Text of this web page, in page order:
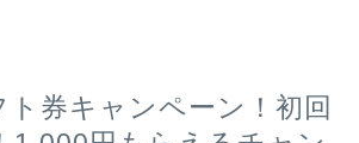
券キャンペーン！初回